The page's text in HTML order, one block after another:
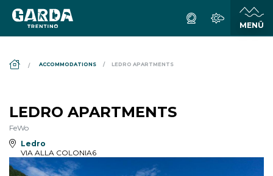
ACCOMMODATIONS LEDRO APARTMENTS
LEDRO APARTMENTS
FeWo
Ledro
VIA ALLA COLONIA6